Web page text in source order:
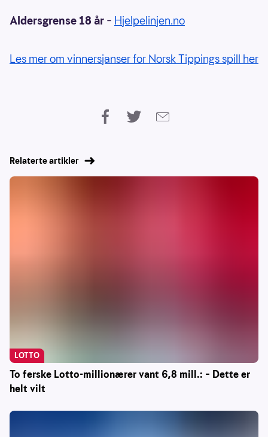
Aldersgrense 18 år – Hjelpelinjen.no
Les mer om vinnersjanser for Norsk Tippings spill her
Relaterte artikler
To ferske Lotto-millionærer vant 6,8 mill.: – Dette er
helt vilt
LOTTO